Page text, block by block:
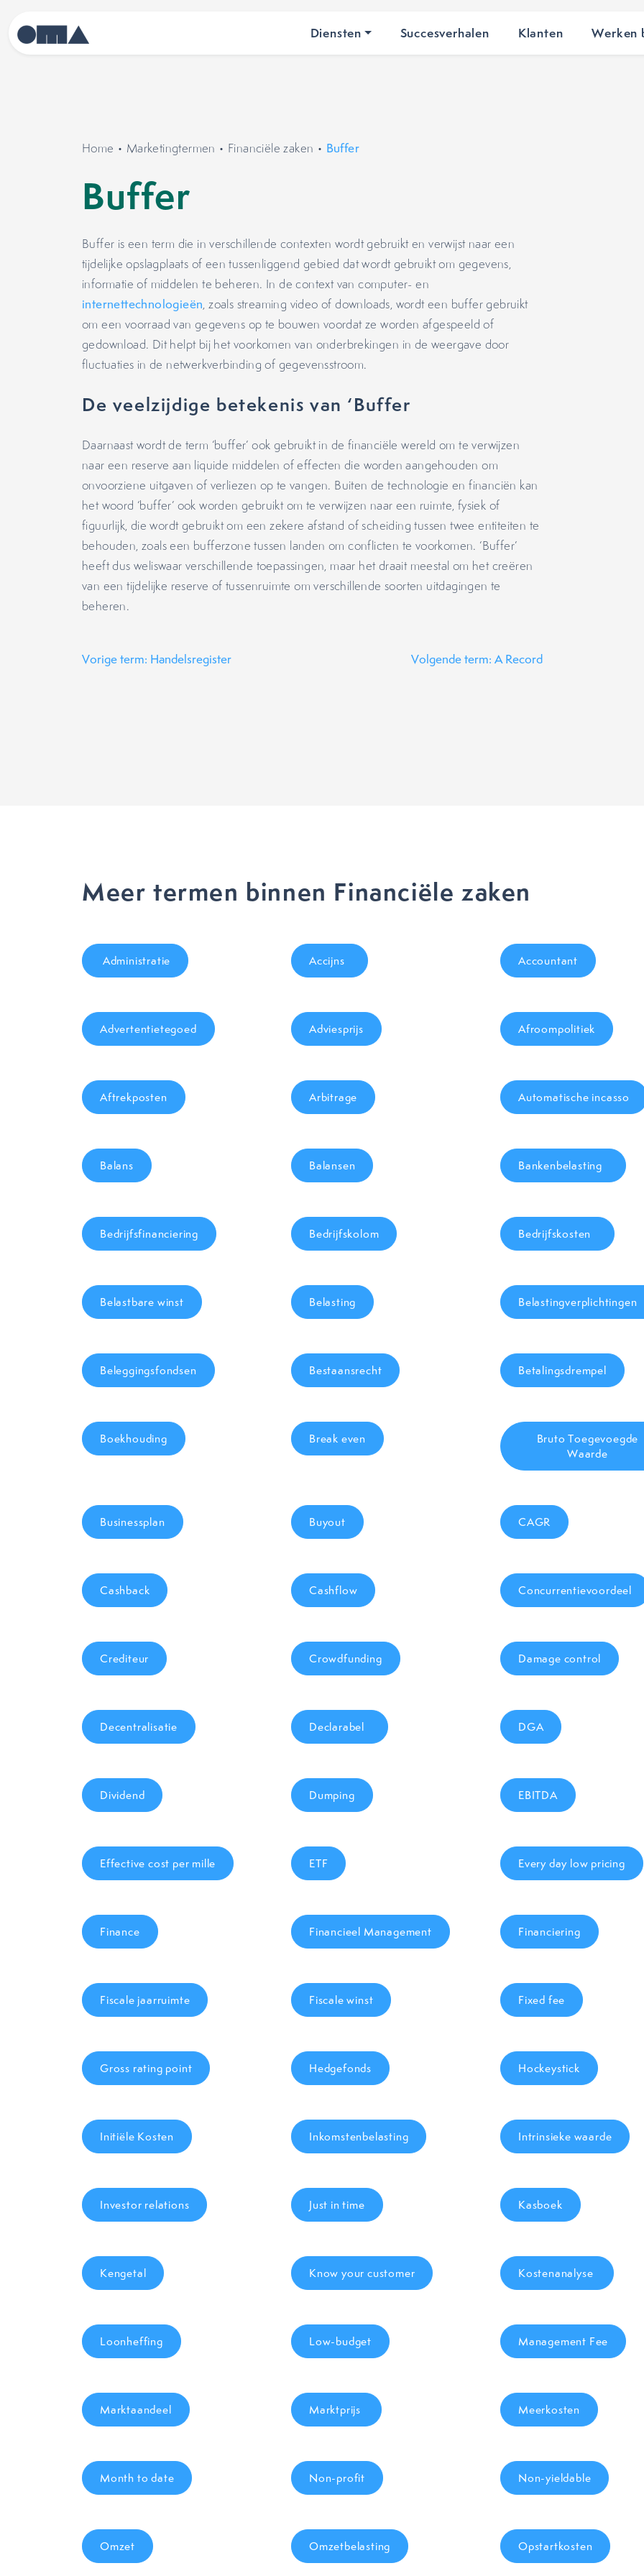
Diensten Succesverhalen Klanten Werken
Home • Marketingtermen • Financiële zaken • Buffer
Buffer
Buffer is een term die in verschillende contexten wordt gebruikt en verwijst naar een
tijdelijke opslagplaats of een tussenliggend gebied dat wordt gebruikt om gegevens,
informatie of middelen te beheren. In de context van computer- en
internettechnologieën, zoals streaming video of downloads, wordt een buffer gebruikt
om een voorraad van gegevens op te bouwen voordat ze worden afgespeeld of
gedownload. Dit helpt bij het voorkomen van onderbrekingen in de weergave door
fluctuaties in de netwerkverbinding of gegevensstroom.
De veelzijdige betekenis van ‘Buffer
Daarnaast wordt de term ‘buffer’ ook gebruikt in de financiële wereld om te verwijzen
naar een reserve aan liquide middelen of effecten die worden aangehouden om
onvoorziene uitgaven of verliezen op te vangen. Buiten de technologie en financiën kan
het woord ‘buffer’ ook worden gebruikt om te verwijzen naar een ruimte, fysiek of
figuurlijk, die wordt gebruikt om een zekere afstand of scheiding tussen twee entiteiten te
behouden, zoals een bufferzone tussen landen om conflicten te voorkomen. ‘Buffer’
heeft dus weliswaar verschillende toepassingen, maar het draait meestal om het creëren
van een tijdelijke reserve of tussenruimte om verschillende soorten uitdagingen te
beheren.
Vorige term: Handelsregister Volgende term: A Record
Meer termen binnen Financiële zaken
Administratie Accijns Accountant
Advertentietegoed Adviesprijs Afroompolitiek
Aftrekposten Arbitrage Automatische incasso
Balans Balansen Bankenbelasting
Bedrijfsfinanciering Bedrijfskolom Bedrijfskosten
Belastbare winst Belasting Belastingverplichtingen
Beleggingsfondsen Bestaansrecht Betalingsdrempel
Boekhouding Break even
Bruto Toegevoegde
Waarde
Businessplan Buyout CAGR
Cashback Cashflow Concurrentievoordeel
Crediteur Crowdfunding Damage control
Decentralisatie Declarabel DGA
Dividend Dumping EBITDA
Effective cost per mille ETF Every day low pricing
Finance Financieel Management Financiering
Fiscale jaarruimte Fiscale winst Fixed fee
Gross rating point Hedgefonds Hockeystick
Initiële Kosten Inkomstenbelasting Intrinsieke waarde
Investor relations Just in time Kasboek
Kengetal Know your customer Kostenanalyse
Loonheffing Low-budget Management Fee
Marktaandeel Marktprijs Meerkosten
Month to date Non-profit Non-yieldable
Omzet Omzetbelasting Opstartkosten